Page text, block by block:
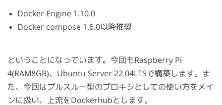
Docker Engine 1.10.0
Docker compose 1.6.0以降推奨
ということになっています。今回もRaspberry Pi
4(RAM8GB)、Ubuntu Server 22.04LTSで構築します。ま
た、今回はプルスルー型のプロキシとしての使い方をメイ
ンに扱い、上流をDockerhubとします。